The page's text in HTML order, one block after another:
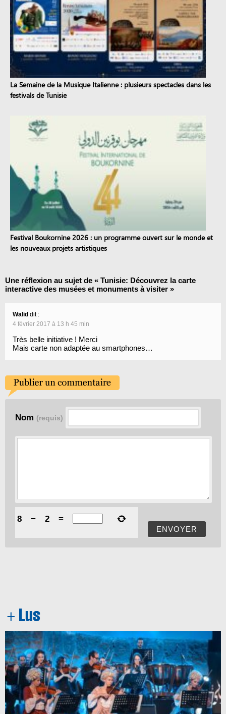
La Semaine de la Musique Italienne : plusieurs spectacles dans les
festivals de Tunisie
Festival Boukornine 2026 : un programme ouvert sur le monde et
les nouveaux projets artistiques
Une réflexion au sujet de « Tunisie: Découvrez la carte
interactive des musées et monuments à visiter »
Walid dit :
4 février 2017 à 13 h 45 min
Très belle initiative ! Merci
Mais carte non adaptée au smartphones…
Nom (requis)
ENVOYER
8 − 2 =